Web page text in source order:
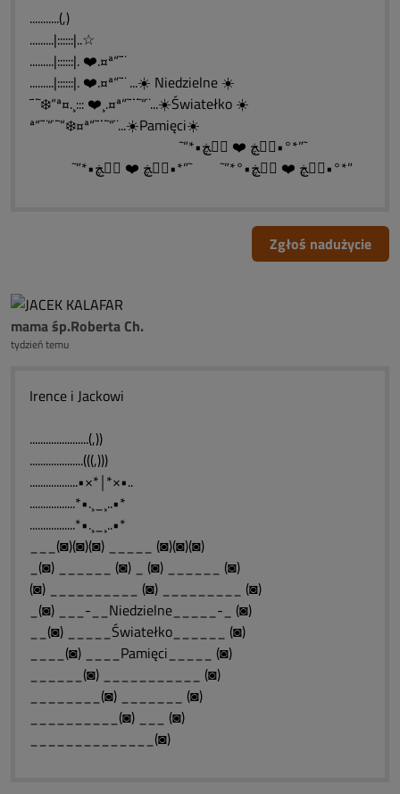
...........(,)
.........|::::::|..☆
.........|::::::|. ❤️.¤ª“˜¨
.........|::::::|. ❤️.¤ª“˜¨ ...☀️ Niedzielne ☀️
¯¨˜❄️“ª¤.¸::: ❤️¸.¤ª“˜¨¨˜“¨...☀️Światełko ☀️
ª“˜¨“¨˜“❄️¤ª“˜¨¨˜“¨...☀️Pamięci☀️
˜”*•ڰۣڿ ❤️ ڰۣڿ•°*”˜
˜”*•ڰۣڿ ❤️ ڰۣڿ•°*”˜ ˜”*•ڰۣڿ ❤️ ڰۣڿ•°*”
Zgłoś nadużycie
mama śp.Roberta Ch.
tydzień temu
Irence i Jackowi
......................(,))
....................(((,)))
..................•×*￨*×•..
.................*•.¸_¸..•*
.................*•.¸_¸..•*
___(◙)(◙)(◙) _____ (◙)(◙)(◙)
_(◙) ______ (◙) _ (◙) ______ (◙)
(◙) __________ (◙) _________ (◙)
_(◙) ___-__Niedzielne_____-_ (◙)
__(◙) _____Światełko______ (◙)
____(◙) ____Pamięci_____ (◙)
______(◙) ___________ (◙)
________(◙) _______ (◙)
__________(◙) ___ (◙)
______________(◙)